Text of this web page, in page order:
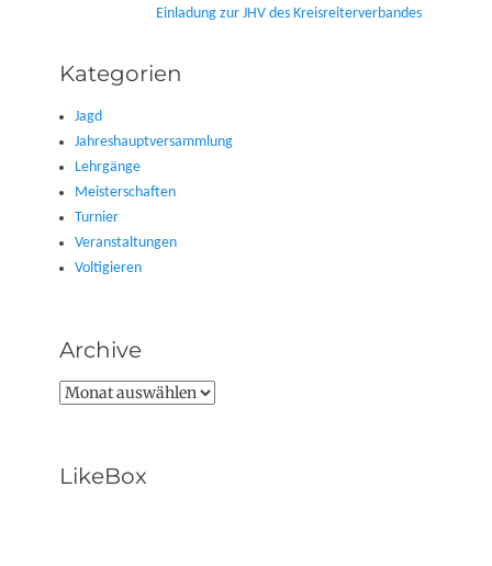
Einladung zur JHV des Kreisreiterverbandes
Kategorien
Jagd
Jahreshauptversammlung
Lehrgänge
Meisterschaften
Turnier
Veranstaltungen
Voltigieren
Archive
Archive
LikeBox